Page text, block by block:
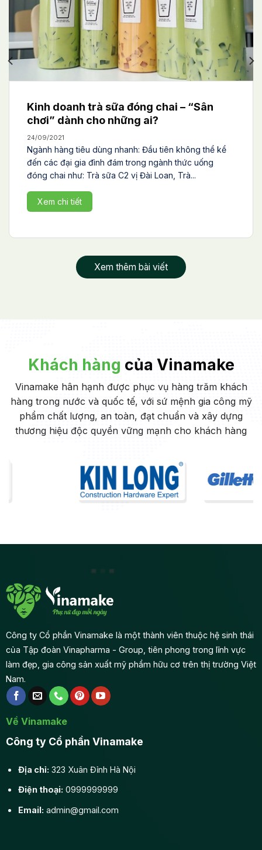
Kinh doanh trà sữa đóng chai – “Sân
chơi” dành cho những ai?
24/09/2021
Ngành hàng tiêu dùng nhanh: Đầu tiên không thể kể
đến các đại gia đình đám trong ngành thức uống
đóng chai như: Trà sữa C2 vị Đài Loan, Trà...
Xem chi tiết
Xem thêm bài viết
Khách hàng của Vinamake
Vinamake hân hạnh được phục vụ hàng trăm khách
hàng trong nước và quốc tế, với sứ mệnh gia công mỹ
phẩm chất lượng, an toàn, đạt chuẩn và xây dựng
thương hiệu độc quyền vững mạnh cho khách hàng
Công ty Cổ phần Vinamake là một thành viên thuộc hệ sinh thái
của Tập đoàn Vinapharma - Group, tiên phong trong lĩnh vực
làm đẹp, gia công sản xuất mỹ phẩm hữu cơ trên thị trường Việt
Nam.
Về Vinamake
Công ty Cổ phần Vinamake
Địa chỉ: 323 Xuân Đỉnh Hà Nội
Điện thoại: 0999999999
Email: admin@gmail.com